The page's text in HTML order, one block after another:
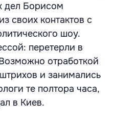
дел Борисом
своих контактов с
шоу.
перетерли в
отработкой
и занимались
те полтора часа,
в Киев.